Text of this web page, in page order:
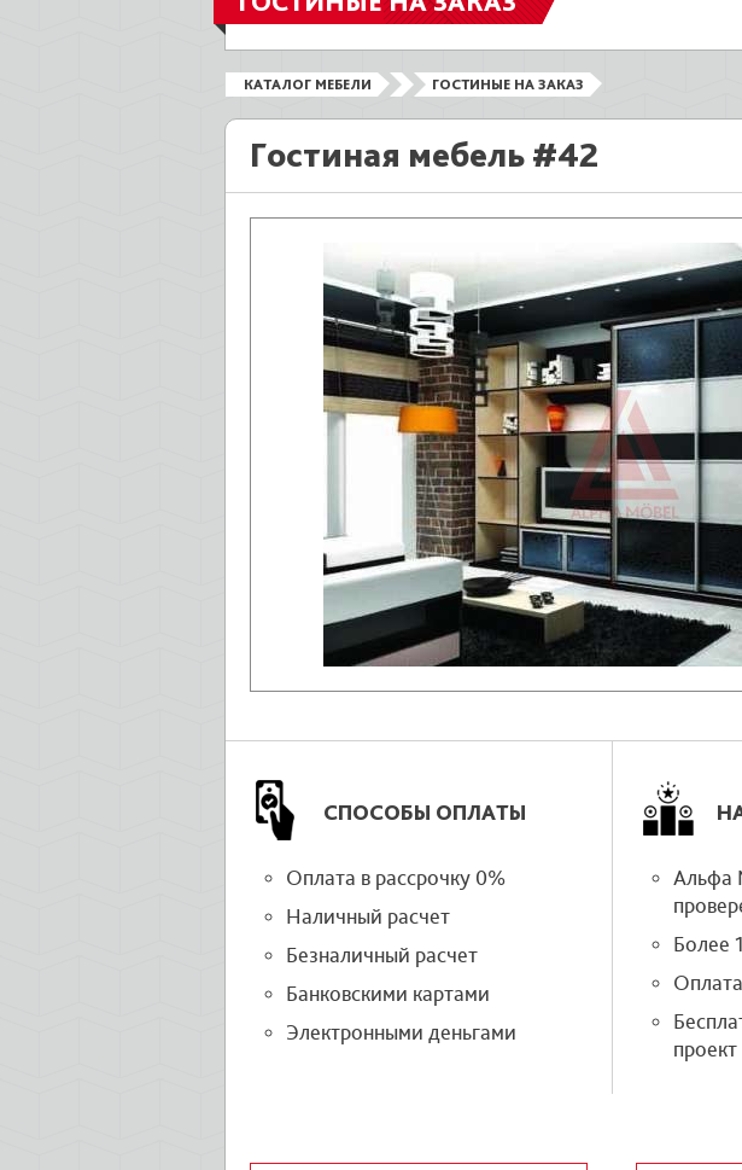
КАТАЛОГ МЕБЕЛИ ГОСТИНЫЕ НА ЗАКАЗ
Гостиная мебель #42
СПОСОБЫ ОПЛАТЫ
Оплата в рассрочку 0%
Наличный расчет
Безналичный расчет
Банковскими картами
Электронными деньгами
Альфа
Более
проект